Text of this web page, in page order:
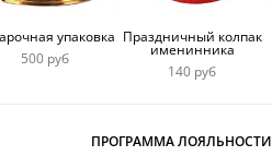
упаковка
500 руб
Праздничный колпак
именинника
140 руб
ПРОГРАММА ЛОЯЛЬНОСТИ